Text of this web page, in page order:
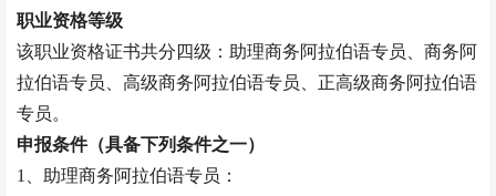
职业资格等级
该职业资格证书共分四级：助理商务阿拉伯语专员 、商务阿
拉伯语专员 、高级商务阿拉伯语专员 、正高级商务阿拉伯语
专员。
申报条件（具备下列条件之一）
1、助理商务阿拉伯语专员 ：